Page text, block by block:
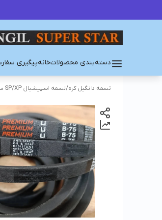
دسته‌بندی محصولاتخانهپیگیری
تسمه دانگیل کره/تسمه اسپیشیال SP/XP ساده و دنده ای